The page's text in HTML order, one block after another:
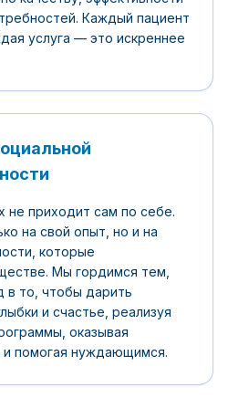
Каждый пациент
услуга — это искреннее
не приходит сам по себе.
на свой опыт, но и на
которые
Мы гордимся тем,
в то, чтобы дарить
и счастье, реализуя
оказывая
помогая нуждающимся.